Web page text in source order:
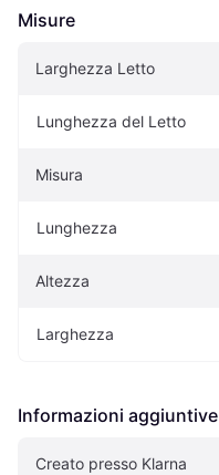
Misure
Larghezza Letto
Lunghezza del Letto
Misura
Lunghezza
Altezza
Larghezza
Informazioni aggiuntive
Creato presso Klarna